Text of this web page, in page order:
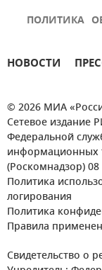
ПОЛИТИКА
НОВОСТИ
© 2026 МИА
Сетевое издание
Федеральной
информационных
(Роскомнадзор)
Политика
логирования
Политика
Правила
Свидетельство о